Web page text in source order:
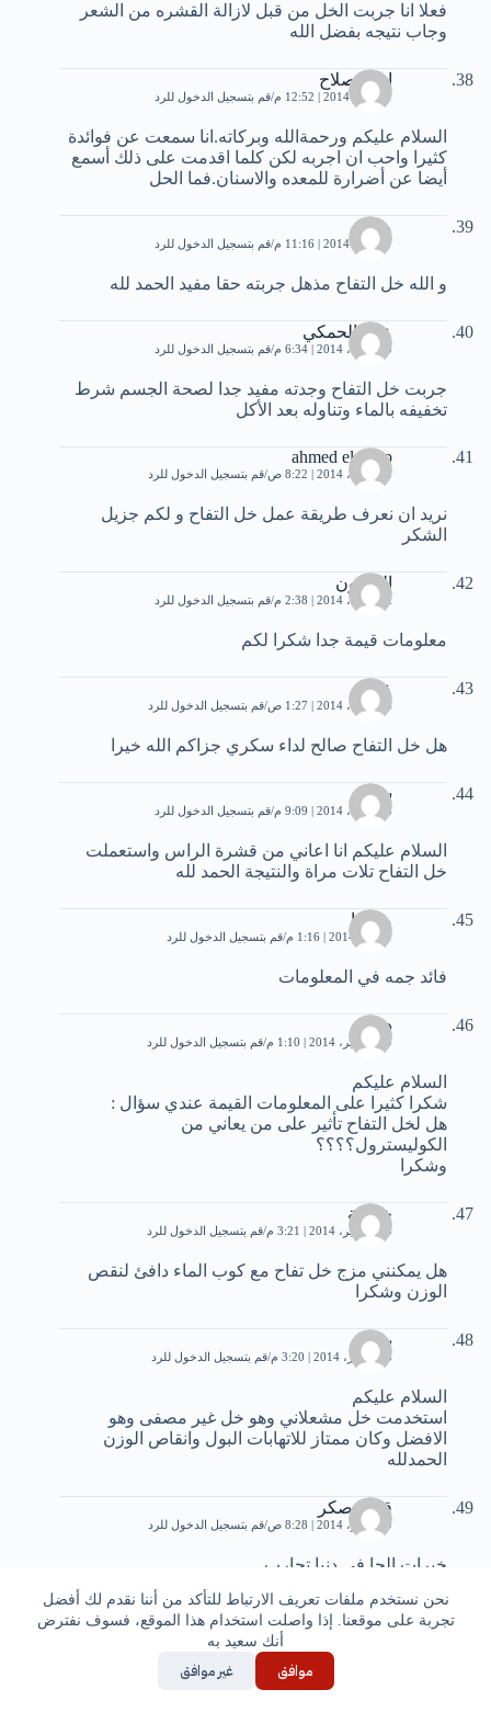
نحن نستخدم ملفات تعريف الارتباط للتأكد من أننا نقدم لك أفضل
تجربة على موقعنا. إذا واصلت استخدام هذا الموقع، فسوف نفترض
أنك سعيد به
موافق غير موافق
فعلا انا جربت الخل من قبل لازالة القشره من الشعر
وجاب نتيجه بفضل الله
ايمن صلاح
1 أبريل، 2014 | 12:52 م قم بتسجيل الدخول للرد
السلام عليكم ورحمةالله وبركاته.انا سمعت عن فوائدة
كثيرا واحب ان اجربه لكن كلما اقدمت على ذلك أسمع
أيضا عن أضرارة للمعده والاسنان.فما الحل
محمد
7 أبريل، 2014 | 11:16 م قم بتسجيل الدخول للرد
و الله خل التفاح مذهل جربته حقا مفيد الحمد لله
علي الحمكي
10 أبريل، 2014 | 6:34 م قم بتسجيل الدخول للرد
جربت خل التفاح وجدته مفيد جدا لصحة الجسم شرط
تخفيفه بالماء وتناوله بعد الأكل
ahmed elnakip
20 أبريل، 2014 | 8:22 ص قم بتسجيل الدخول للرد
نريد ان نعرف طريقة عمل خل التفاح و لكم جزيل
الشكر
المامون
22 أبريل، 2014 | 2:38 م قم بتسجيل الدخول للرد
معلومات قيمة جدا شكرا لكم
علي
24 أبريل، 2014 | 1:27 ص قم بتسجيل الدخول للرد
هل خل التفاح صالح لداء سكري جزاكم الله خيرا
سناء
25 أبريل، 2014 | 9:09 م قم بتسجيل الدخول للرد
السلام عليكم انا اعاني من قشرة الراس واستعملت
خل التفاح تلات مراة والنتيجة الحمد لله
مادونا
1 مايو، 2014 | 1:16 م قم بتسجيل الدخول للرد
فائد جمه في المعلومات
دينامو
19 سبتمبر، 2014 | 1:10 م قم بتسجيل الدخول للرد
السلام عليكم
شكرا كثيرا على المعلومات القيمة عندي سؤال :
هل لخل التفاح تأثير على من يعاني من
الكوليسترول؟؟؟؟
وشكرا
خديجة
20 سبتمبر، 2014 | 3:21 م قم بتسجيل الدخول للرد
هل يمكنني مزج خل تفاح مع كوب الماء دافئ لنقص
الوزن وشكرا
بوكا
23 أكتوبر، 2014 | 3:20 م قم بتسجيل الدخول للرد
السلام عليكم
استخدمت خل مشعلاني وهو خل غير مصفى وهو
الافضل وكان ممتاز للاتهابات البول وانقاص الوزن
الحمدلله
قتيبة صكر
9 نوفمبر، 2014 | 8:28 ص قم بتسجيل الدخول للرد
خبرات الحا في دنيا تجارب
عين جيم
1 أكتوبر، 2015 | 4:10 م قم بتسجيل الدخول للرد
انها معلومات ضرورية وتستحق التطبيق دمتم لنشر
المعرفة والوعي.